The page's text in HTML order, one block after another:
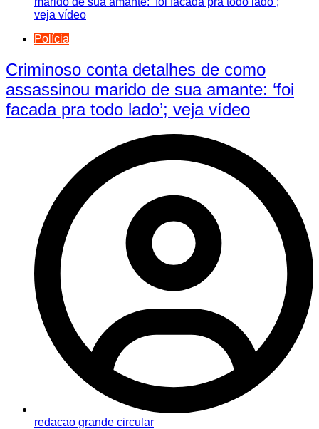
Polícia
Criminoso conta detalhes de como
assassinou marido de sua amante: ‘foi
facada pra todo lado’; veja vídeo
redacao grande circular